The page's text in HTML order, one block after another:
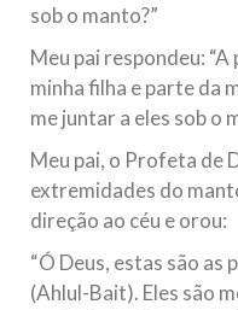
sob o manto?”
Meu pai respondeu:
minha filha e parte da
me juntar a eles sob o
Meu pai, o Profeta de
extremidades do
direção ao céu e orou:
“Ó Deus, estas são as
(Ahlul-Bait). Eles são